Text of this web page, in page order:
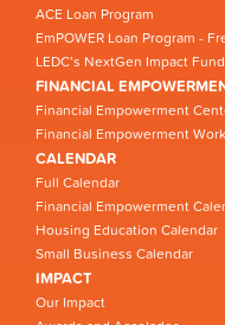
ACE Loan Program
EmPOWER Loan Program -
LEDC’s NextGen Impact
FINANCIAL
Financial Empowerment
Financial Empowerment
CALENDAR
Full Calendar
Financial Empowerment
Housing Education Calendar
Small Business Calendar
IMPACT
Our Impact